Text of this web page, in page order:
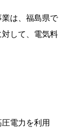
は、福島県で
して、電気料
圧電力を利用